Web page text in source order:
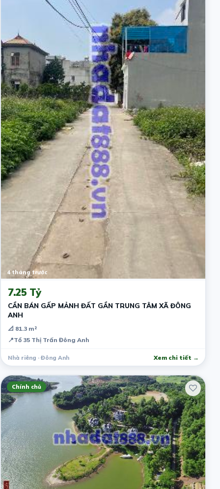
4 tháng trước
7.25 Tỷ
CẦN BÁN GẤP MẢNH ĐẤT GẦN TRUNG TÂM XÃ ĐÔNG
ANH
📐 81.3 m²
📍Tổ 35 Thị Trấn Đông Anh
Nhà riêng · Đông Anh Xem chi tiết →
Chính chủ